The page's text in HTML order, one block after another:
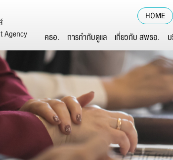
HOME
Agency
คธอ. การกำกับดูแล เกี่ยวกับ สพธอ.